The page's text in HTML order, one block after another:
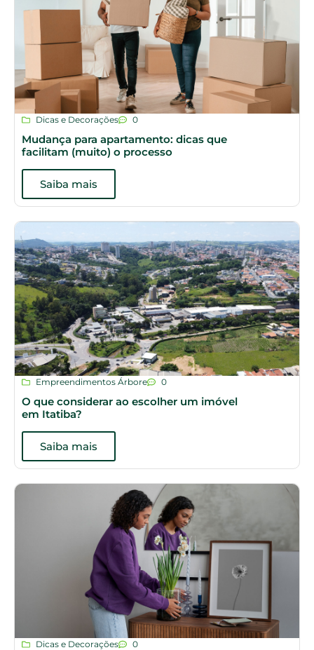
Dicas e Decorações 0
Mudança para apartamento: dicas que
facilitam (muito) o processo
Saiba mais
Empreendimentos Árbore 0
O que considerar ao escolher um imóvel
em Itatiba?
Saiba mais
Dicas e Decorações 0